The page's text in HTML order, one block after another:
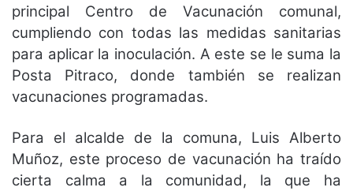
principal Centro de Vacunación comunal,
cumpliendo con todas las medidas sanitarias
para aplicar la inoculación. A este se le suma la
Posta Pitraco, donde también se realizan
vacunaciones programadas.
Para el alcalde de la comuna, Luis Alberto
Muñoz, este proceso de vacunación ha traído
cierta calma a la comunidad, la que ha